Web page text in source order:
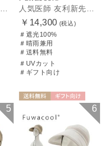
人気医師 友利新先生がほんきで作った”絶対に忘れない誰でも日傘” 50【晴雨兼用折りたたみ日傘】フワクール® (Fuwacool®) 雨の日OK 軽量 遮光100% UV100%
人気医師 友利新先生がほんきで作った”絶対に忘れない誰でも日傘” エレガント派のバンブーフリル【晴雨兼用日傘】フワクール® (Fuwacool®) 雨の日OK 軽量 遮光100% UV100％
￥14,300 (税込)
＃遮光100%
＃晴雨兼用
＃送料無料
＃UVカット
＃ギフト向け
5
ギフト向け
WOMEN
6